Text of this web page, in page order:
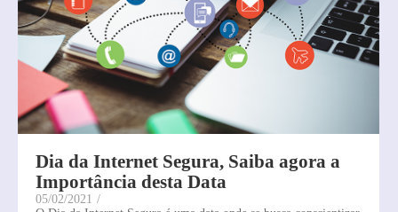
Dia da Internet Segura, Saiba agora a
Importância desta Data
05/02/2021 /